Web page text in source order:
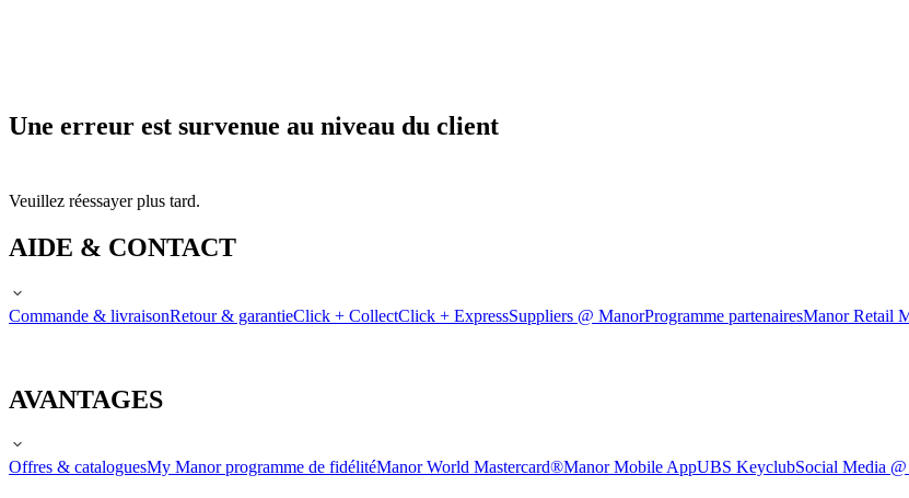
Une erreur est survenue au niveau du client
Veuillez réessayer plus tard.
AIDE & CONTACT
Commande & livraisonRetour & garantieClick + CollectClick + ExpressSuppliers @ ManorProgramme partenairesManor Retail
AVANTAGES
Offres & cataloguesMy Manor programme de fidélitéManor World Mastercard®Manor Mobile AppUBS KeyclubSocial Media